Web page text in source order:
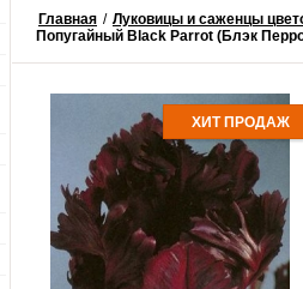
Главная / Луковицы и саженцы
Попугайный Black Parrot (Блэк
ХИТ ПРОДАЖ